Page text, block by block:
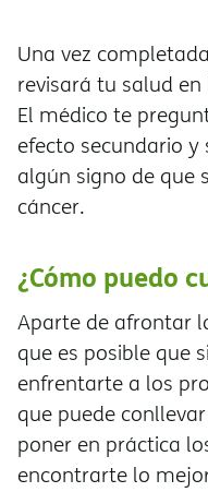
Una vez
revisará tu salud
El médico te
efecto secundario y
algún signo de que
cáncer.
¿Cómo puedo
Aparte de afrontar
que es posible que
enfrentarte a los
que puede
poner en práctica
encontrarte lo